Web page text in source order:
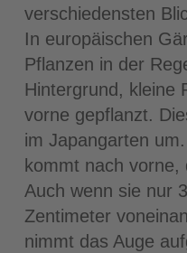
verschiedensten
In europäischen
Pflanzen in der
Hintergrund, kleine
vorne gepflanzt.
im Japangarten
kommt nach vorne,
Auch wenn sie nur
Zentimeter
nimmt das Auge